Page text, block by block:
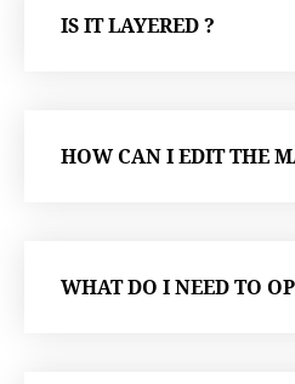
IS IT LAYERED ?
HOW CAN I EDIT THE
WHAT DO I NEED TO